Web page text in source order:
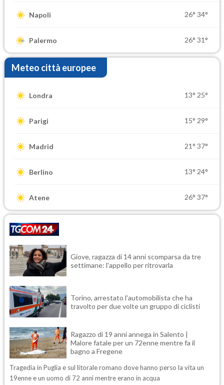
Napoli 26° 34°
Palermo 26° 31°
Meteo città europee
Londra 13° 25°
Parigi 15° 29°
Madrid 21° 37°
Berlino 13° 24°
Atene 26° 37°
Giove, ragazza di 14 anni scomparsa da tre
settimane: l'appello per ritrovarla
Torino, arrestato l'automobilista che ha
travolto per due volte un gruppo di ciclisti
Ragazzo di 19 anni annega in Salento |
Malore fatale per un 72enne mentre fa il
bagno a Fregene
Tragedia in Puglia e sul litorale romano dove hanno perso la vita un
19enne e un uomo di 72 anni mentre erano in acqua